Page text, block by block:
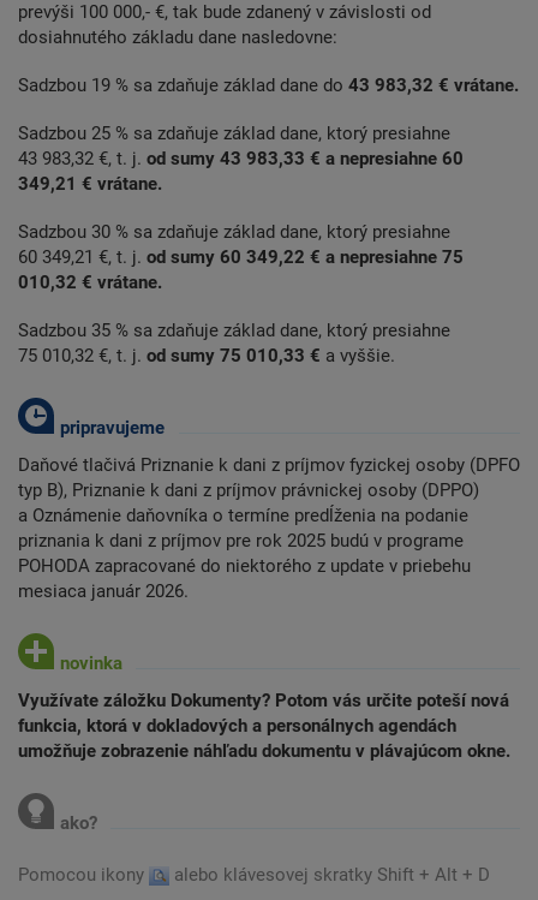
prevýši 100 000,- €, tak bude zdanený v závislosti od
dosiahnutého základu dane nasledovne:
Sadzbou 19 % sa zdaňuje základ dane do 43 983,32 € vrátane.
Sadzbou 25 % sa zdaňuje základ dane, ktorý presiahne
43 983,32 €, t. j. od sumy 43 983,33 € a nepresiahne 60
349,21 € vrátane.
Sadzbou 30 % sa zdaňuje základ dane, ktorý presiahne
60 349,21 €, t. j. od sumy 60 349,22 € a nepresiahne 75
010,32 € vrátane.
Sadzbou 35 % sa zdaňuje základ dane, ktorý presiahne
75 010,32 €, t. j. od sumy 75 010,33 € a vyššie.
Daňové tlačivá Priznanie k dani z príjmov fyzickej osoby (DPFO
typ B), Priznanie k dani z príjmov právnickej osoby (DPPO)
a Oznámenie daňovníka o termíne predĺženia na podanie
priznania k dani z príjmov pre rok 2025 budú v programe
POHODA zapracované do niektorého z update v priebehu
mesiaca január 2026.
Využívate záložku Dokumenty? Potom vás určite poteší nová
funkcia, ktorá v dokladových a personálnych agendách
umožňuje zobrazenie náhľadu dokumentu v plávajúcom okne.
Pomocou ikony
alebo klávesovej skratky Shift + Alt + D